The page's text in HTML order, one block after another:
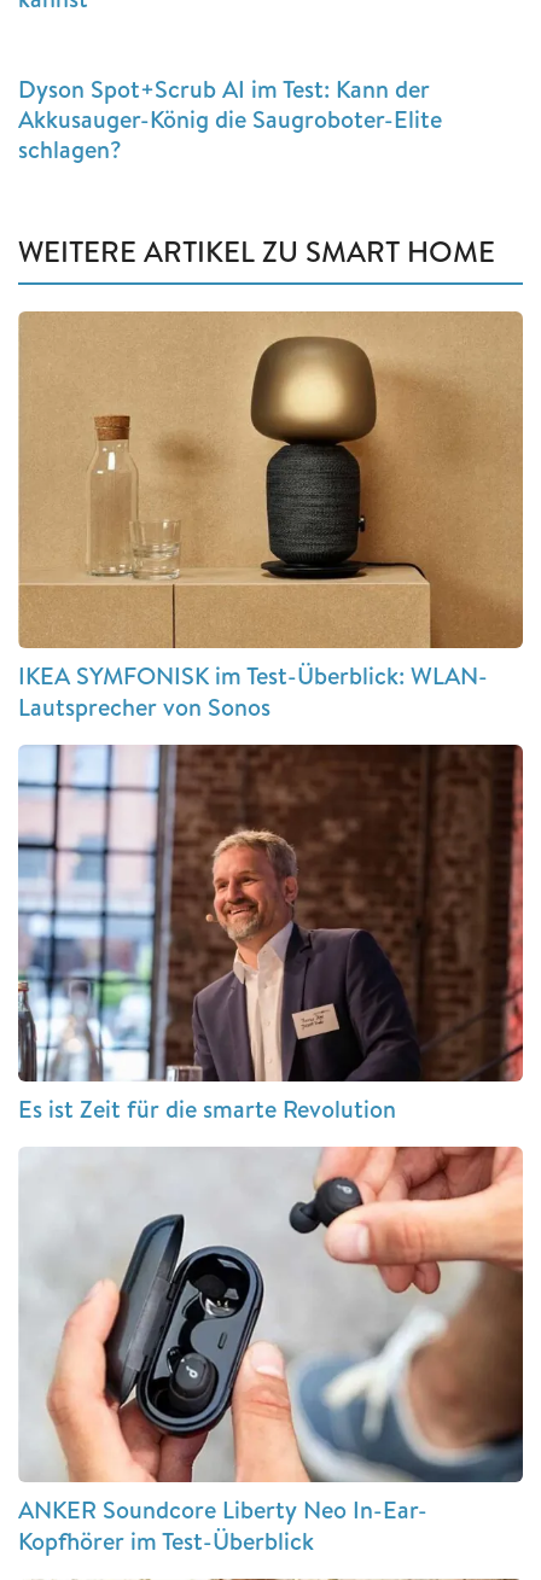
Dyson Spot+Scrub AI im Test: Kann der
Akkusauger-König die Saugroboter-Elite
schlagen?
WEITERE ARTIKEL ZU SMART HOME
IKEA SYMFONISK im Test-Überblick: WLAN-
Lautsprecher von Sonos
Es ist Zeit für die smarte Revolution
ANKER Soundcore Liberty Neo In-Ear-
Kopfhörer im Test-Überblick